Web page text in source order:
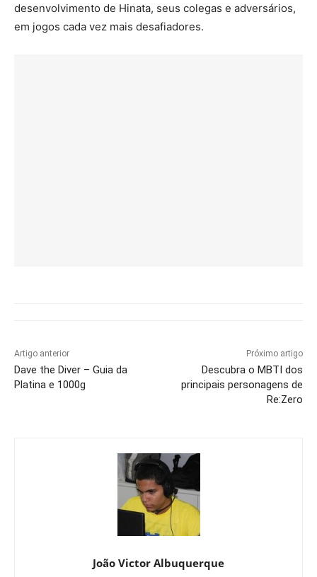
desenvolvimento de Hinata, seus colegas e adversários,
em jogos cada vez mais desafiadores.
Artigo anterior
Dave the Diver – Guia da
Platina e 1000g
Próximo artigo
Descubra o MBTI dos
principais personagens de
Re:Zero
João Victor Albuquerque